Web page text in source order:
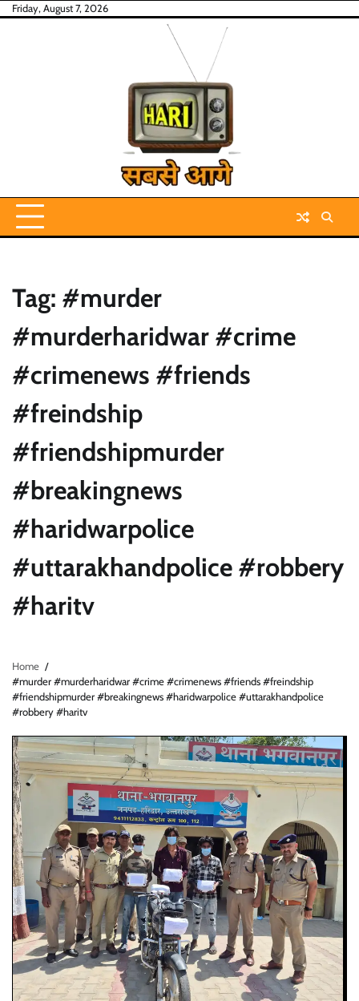
SkipFriday, August 7, 2026
Tag: #murder
#murderharidwar #crime
#crimenews #friends
#freindship
#friendshipmurder
#breakingnews
#haridwarpolice
#uttarakhandpolice #robbery
#haritv
Home
#murder #murderharidwar #crime #crimenews #friends #freindship
#friendshipmurder #breakingnews #haridwarpolice #uttarakhandpolice
#robbery #haritv